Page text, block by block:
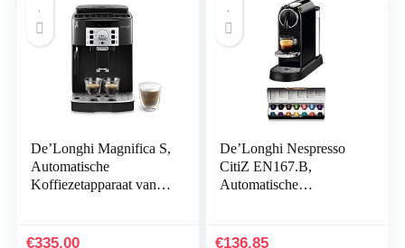
De’Longhi Magnifica S,
Automatische
Koffiezetapparaat van
Apparaat,
€335.00
De’Longhi Nespresso
CitiZ EN167.B,
Automatische
Één Kopje, Compact
€136.85